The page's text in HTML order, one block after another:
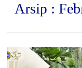
Arsip :